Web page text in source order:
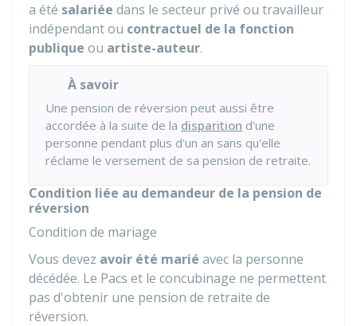
a été salariée dans le secteur privé ou travailleur
indépendant ou contractuel de la fonction
publique ou artiste-auteur.
À savoir
Une pension de réversion peut aussi être
accordée à la suite de la disparition d'une
personne pendant plus d'un an sans qu'elle
réclame le versement de sa pension de retraite.
Condition liée au demandeur de la pension de
réversion
Condition de mariage
Vous devez avoir été marié avec la personne
décédée. Le Pacs et le concubinage ne permettent
pas d'obtenir une pension de retraite de
réversion.